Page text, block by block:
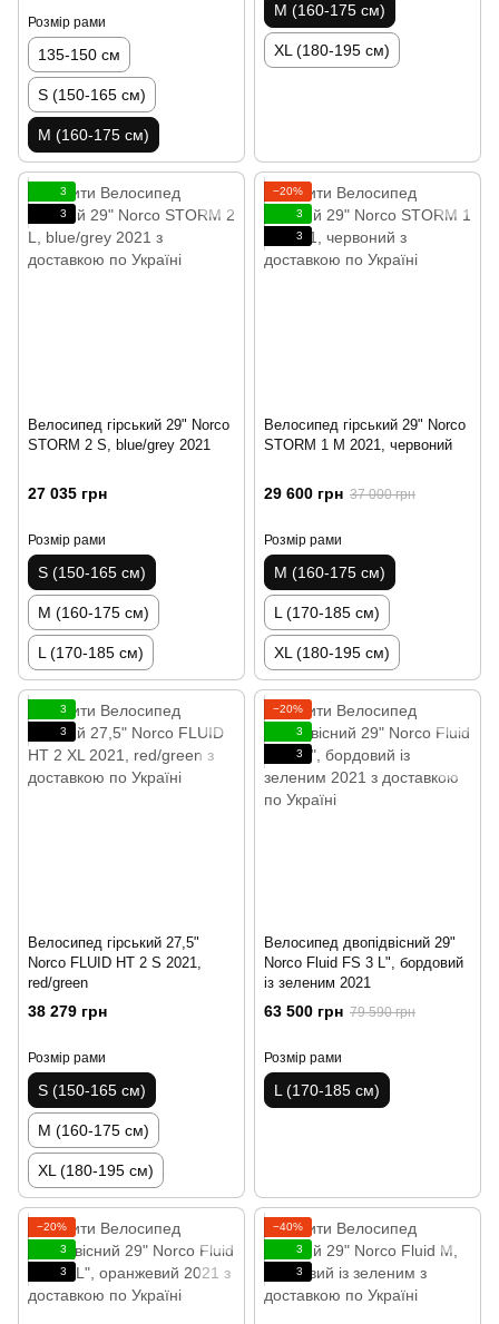
Розмір рами
135-150 см
S (150-165 см)
M (160-175 см)
M (160-175 см)
XL (180-195 см)
3
3
Велосипед гірський 29" Norco
STORM 2 S, blue/grey 2021
27 035 грн
Розмір рами
S (150-165 см)
M (160-175 см)
L (170-185 см)
−20%
3
3
Велосипед гірський 29" Norco
STORM 1 M 2021, червоний
29 600 грн 37 000 грн
Розмір рами
M (160-175 см)
L (170-185 см)
XL (180-195 см)
3
3
Велосипед гірський 27,5"
Norco FLUID HT 2 S 2021,
red/green
38 279 грн
Розмір рами
S (150-165 см)
M (160-175 см)
XL (180-195 см)
−20%
3
3
Велосипед двопідвісний 29"
Norco Fluid FS 3 L", бордовий
із зеленим 2021
63 500 грн 79 590 грн
Розмір рами
L (170-185 см)
−20%
3
3
−40%
3
3